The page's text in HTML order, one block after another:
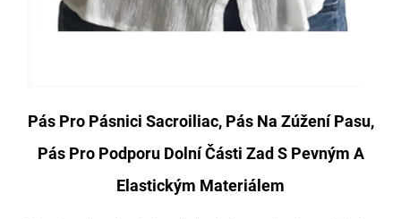
Pás Pro Pásnici Sacroiliac, Pás Na Zúžení Pasu,
Pás Pro Podporu Dolní Části Zad S Pevným A
Elastickým Materiálem